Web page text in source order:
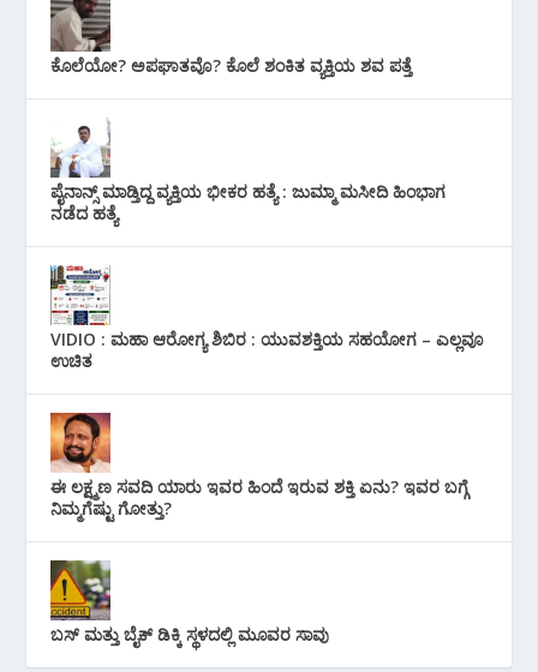
ಕೊಲೆಯೋ? ಅಪಘಾತವೊ? ಕೊಲೆ ಶಂಕಿತ ವ್ಯಕ್ತಿಯ ಶವ ಪತ್ತೆ
ಪೈನಾನ್ಸ್ ಮಾಡ್ತಿದ್ದ ವ್ಯಕ್ತಿಯ ಭೀಕರ‌ ಹತ್ಯೆ : ಜುಮ್ಮಾ ಮಸೀದಿ ಹಿಂಭಾಗ
ನಡೆದ ಹತ್ಯೆ
VIDIO : ಮಹಾ ಆರೋಗ್ಯ ಶಿಬಿರ : ಯುವಶಕ್ತಿಯ ಸಹಯೋಗ – ಎಲ್ಲವೂ
ಉಚಿತ
ಈ ಲಕ್ಷ್ಮಣ ಸವದಿ ಯಾರು ಇವರ ಹಿಂದೆ ಇರುವ ಶಕ್ತಿ ಏನು? ಇವರ ಬಗ್ಗೆ
ನಿಮ್ಮಗೆಷ್ಟು ಗೋತ್ತು?
ಬಸ್ ಮತ್ತು ಬೈಕ್ ಡಿಕ್ಕಿ ಸ್ಥಳದಲ್ಲಿ ಮೂವರ ಸಾವು